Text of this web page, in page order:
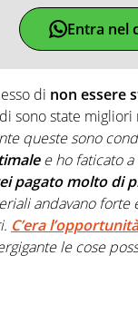
Entra nel
di non essere
sono state
queste sono
e ho faticato a
pagato molto di
andavano
C’era
le cose